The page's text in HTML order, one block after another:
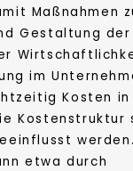
Maßnahmen
Gestaltung
im
Kosten in
Kostenstruktur
etwa durch